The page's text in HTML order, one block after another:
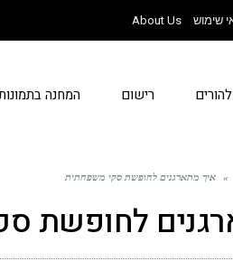
שימוש
About Us
להורים רישום המחנה
» איך מתארגנים לחופשת סקי משפחתית
לחופשת